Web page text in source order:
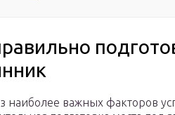
наиболее важных факторов